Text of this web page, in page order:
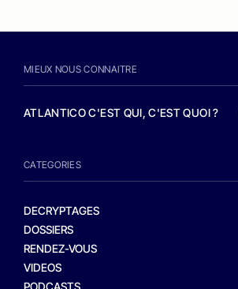
MIEUX NOUS CONNAITRE
ATLANTICO C'EST QUI, C'EST QUOI ?
CATEGORIES
DECRYPTAGES
DOSSIERS
RENDEZ-VOUS
VIDEOS
PODCASTS